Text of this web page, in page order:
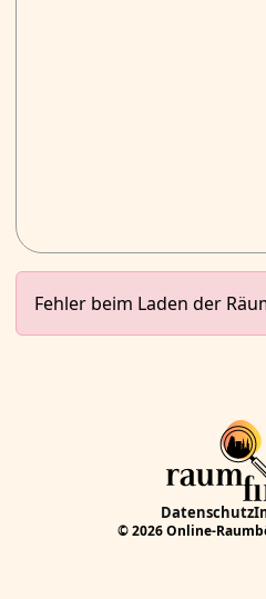
Fehler beim Laden der
Datenschutz
© 2026 Online-